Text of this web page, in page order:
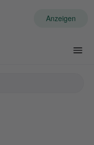
Anzeigen